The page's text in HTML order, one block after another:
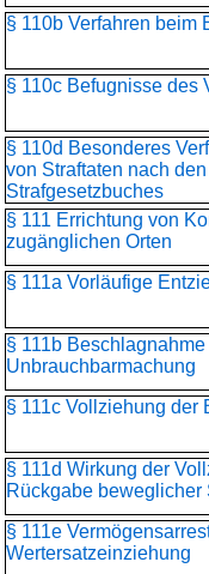
§ 110b Verfahren beim
§ 110c Befugnisse des
§ 110d Besonderes
von Straftaten nach
Strafgesetzbuches
§ 111 Errichtung von
zugänglichen Orten
§ 111a Vorläufige
§ 111b
Unbrauchbarmachung
§ 111c Vollziehung der
§ 111d Wirkung der
Rückgabe beweglicher
§ 111e
Wertersatzeinziehung